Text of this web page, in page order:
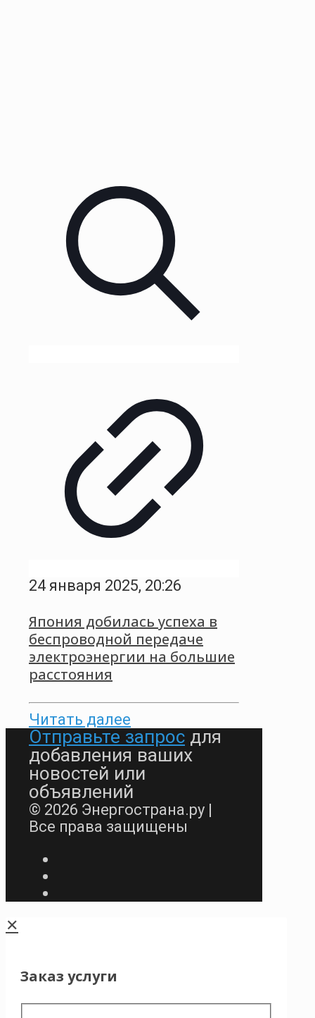
24 января 2025, 20:26
Япония добилась успеха в
беспроводной передаче
электроэнергии на большие
расстояния
Читать далее
Отправьте запрос для
добавления ваших
новостей или
объявлений
© 2026 Энергострана.ру |
Все права защищены
✕
Заказ услуги